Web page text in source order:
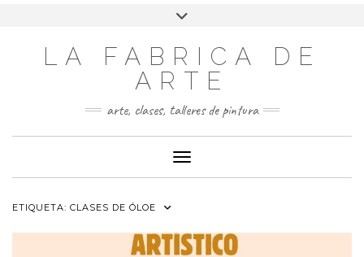
LA FABRICA DE
ARTE
arte, clases, talleres de pintura
Cambiar modo de navegación
ETIQUETA: CLASES DE ÓLOE